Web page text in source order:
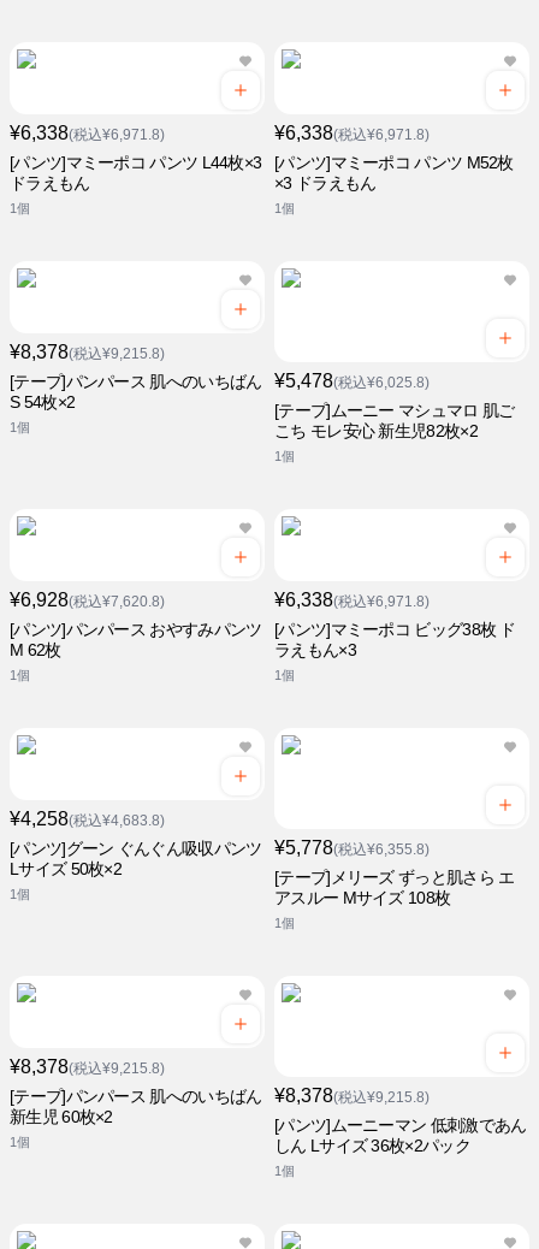
¥6,338(税込¥6,971.8)
[パンツ]マミーポコ パンツ L44枚×3
ドラえもん
1個
¥6,338(税込¥6,971.8)
[パンツ]マミーポコ パンツ M52枚
×3 ドラえもん
1個
¥8,378(税込¥9,215.8)
[テープ]パンパース 肌へのいちばん
S 54枚×2
1個
¥5,478(税込¥6,025.8)
[テープ]ムーニー マシュマロ 肌ご
こち モレ安心 新生児82枚×2
1個
¥6,928(税込¥7,620.8)
[パンツ]パンパース おやすみパンツ
M 62枚
1個
¥6,338(税込¥6,971.8)
[パンツ]マミーポコ ビッグ38枚 ド
ラえもん×3
1個
¥4,258(税込¥4,683.8)
[パンツ]グーン ぐんぐん吸収パンツ
Lサイズ 50枚×2
1個
¥5,778(税込¥6,355.8)
[テープ]メリーズ ずっと肌さら エ
アスルー Mサイズ 108枚
1個
¥8,378(税込¥9,215.8)
[テープ]パンパース 肌へのいちばん
新生児 60枚×2
1個
¥8,378(税込¥9,215.8)
[パンツ]ムーニーマン 低刺激であん
しん Lサイズ 36枚×2パック
1個